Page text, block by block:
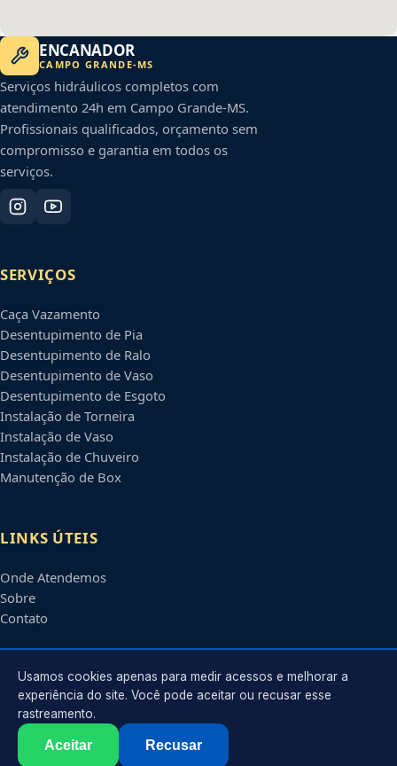
ENCANADOR
CAMPO GRANDE-MS
Serviços hidráulicos completos com
atendimento 24h em Campo Grande-MS.
Profissionais qualificados, orçamento sem
compromisso e garantia em todos os
serviços.
SERVIÇOS
Caça Vazamento
Desentupimento de Pia
Desentupimento de Ralo
Desentupimento de Vaso
Desentupimento de Esgoto
Instalação de Torneira
Instalação de Vaso
Instalação de Chuveiro
Manutenção de Box
LINKS ÚTEIS
Onde Atendemos
Sobre
Contato
CONTATO
Atendimento em
contato@encanadoremcampogrande.com.br
2026 Encanador emCampo Grande . Todos os direitos reservados.
Usamos cookies apenas para medir acessos e melhorar a
experiência do site. Você pode aceitar ou recusar esse
rastreamento.
Aceitar Recusar